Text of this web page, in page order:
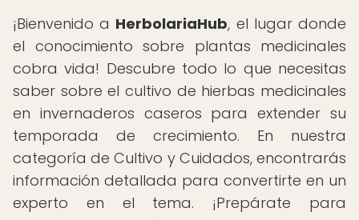
¡Bienvenido a HerbolariaHub, el lugar donde
el conocimiento sobre plantas medicinales
cobra vida! Descubre todo lo que necesitas
saber sobre el cultivo de hierbas medicinales
en invernaderos caseros para extender su
temporada de crecimiento. En nuestra
categoría de Cultivo y Cuidados, encontrarás
información detallada para convertirte en un
experto en el tema. ¡Prepárate para